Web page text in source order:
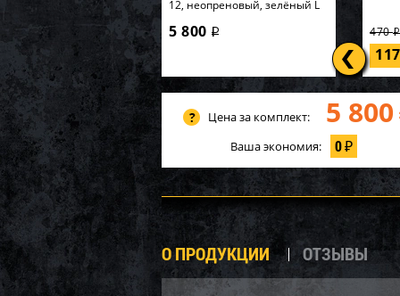
12, неопреновый, зелёный L
5 800 i 470i
117
Цена за комплект: 5 800
Ваша экономия: 0₽
О ПРОДУКЦИИ ОТЗЫВЫ